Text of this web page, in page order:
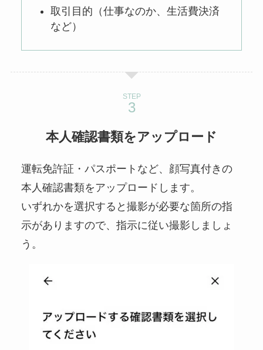
取引目的（仕事なのか、生活費決済
など）
STEP
本人確認書類をアップロード
運転免許証・パスポートなど、顔写真付きの
本人確認書類をアップロードします。
いずれかを選択すると撮影が必要な箇所の指
示がありますので、指示に従い撮影しましょ
う。